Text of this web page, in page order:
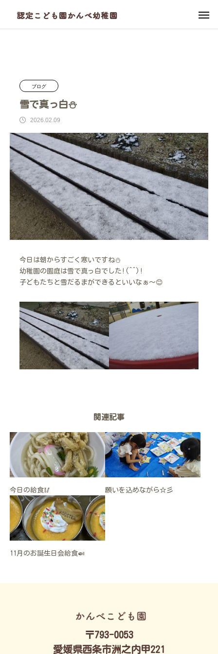
ブログ 雪で真っ白⛄
ブログ
雪で真っ白⛄
2026.02.09
今日は朝からすごく寒いですね⛄
幼稚園の園庭は雪で真っ白でした!(^^)!
子どもたちと雪だるまができるといいなぁ～😊
関連記事
今日の給食🥢 願いを込めながら☆彡
11月のお誕生日会給食🍛
〒793-0053
愛媛県西条市洲之内甲221